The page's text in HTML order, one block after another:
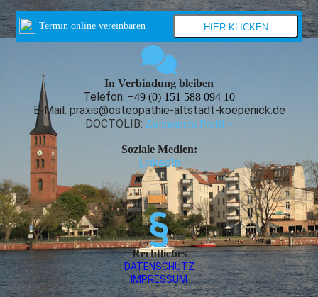
In Verbindung bleiben
Telefon: +49 (0) 151 588 094 10
E-Mail: praxis@osteopathie-altstadt-koepenick.de
DOCTOLIB: Zu meinem Profil »
Soziale Medien:
LinkedIn
Rechtliches
DATEN­SCHUTZ
IMPRESSUM